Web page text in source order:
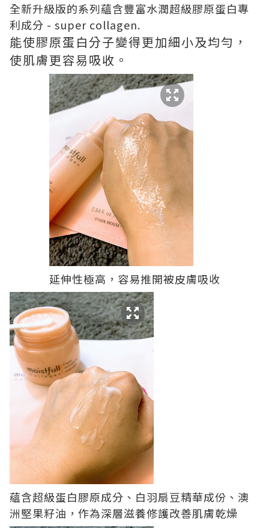
全新升級版的系列蘊含豐富水潤超級膠原蛋白專
利成分 - super collagen.
能使膠原蛋白分子變得更加細小及均勻，
使肌膚更容易吸收。
延伸性極高，容易推開被皮膚吸收
蘊含超級蛋白膠原成分、白羽扇豆精華成份、澳
洲堅果籽油，作為深層滋養修護改善肌膚乾燥